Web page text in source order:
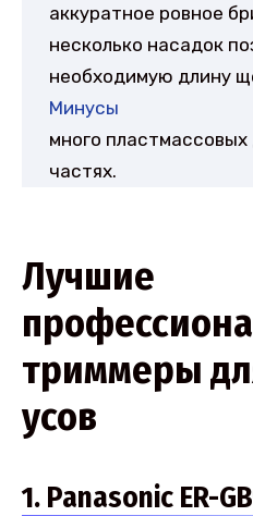
аккуратное ровное
несколько насадок
необходимую длину
Минусы
много
частях.
Лучшие
триммеры
усов
1. Panasonic ER-